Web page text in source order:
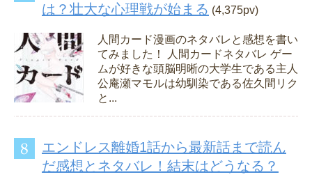
は？壮大な心理戦が始まる (4,375pv)
人間カード漫画のネタバレと感想を書い
てみました！ 人間カードネタバレ ゲー
ムが好きな頭脳明晰の大学生である主人
公庵瀬マモルは幼馴染である佐久間リク
と...
エンドレス離婚1話から最新話まで読ん
だ感想とネタバレ！結末はどうなる？